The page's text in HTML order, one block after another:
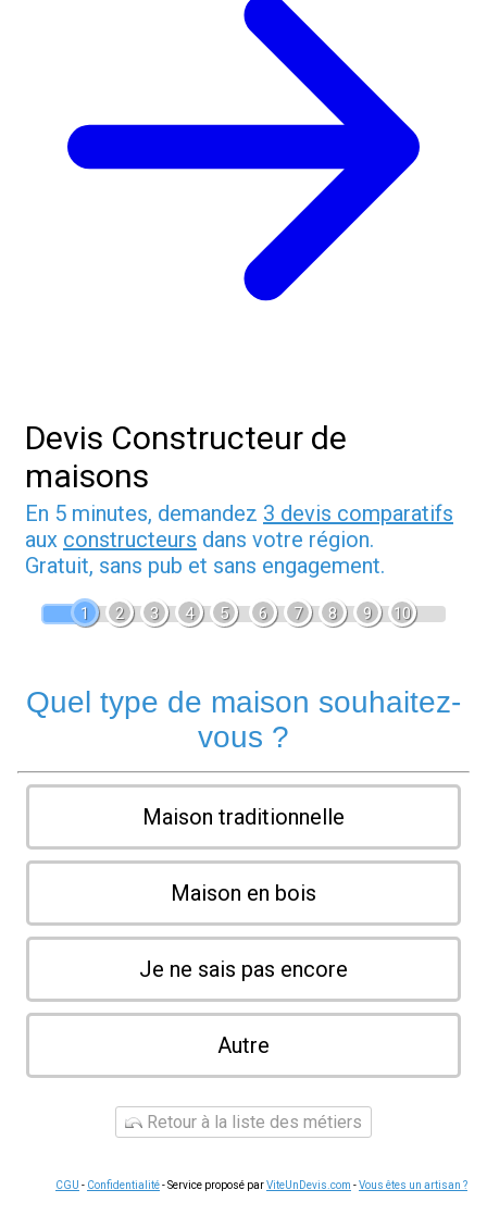
Devis Constructeur de
maisons
En 5 minutes, demandez 3 devis comparatifs
aux constructeurs dans votre région.
Gratuit, sans pub et sans engagement.
1 2 3 4 5 6 7 8 9 10
Quel type de maison souhaitez-
vous ?
Maison traditionnelle
Maison en bois
Je ne sais pas encore
Autre
Retour à la liste des métiers
CGU - Confidentialité- Service proposé parViteUnDevis.com -Vous êtes un artisan ?